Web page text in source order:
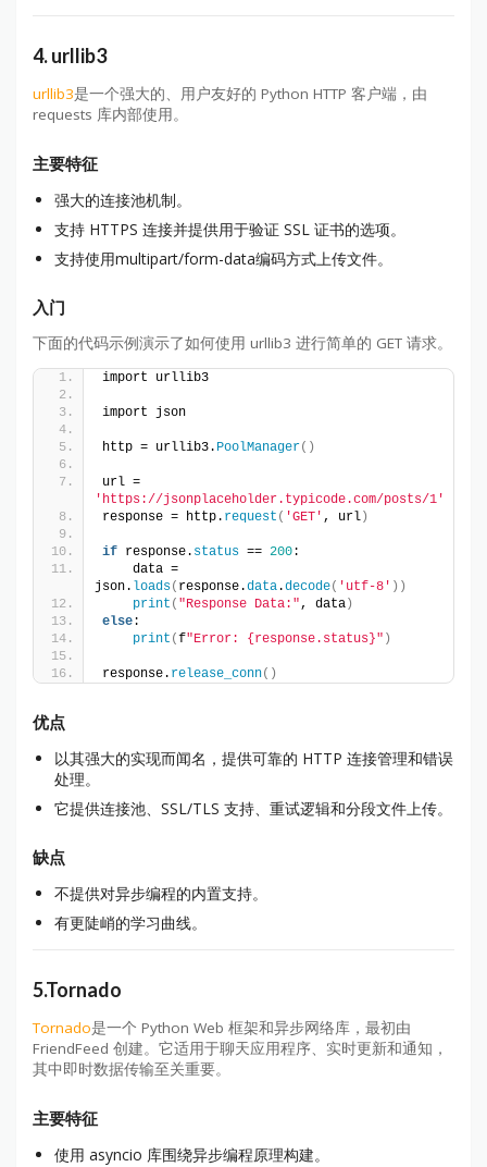
4. urllib3
urllib3是一个强大的、用户友好的 Python HTTP 客户端，由
requests 库内部使用。
主要特征
强大的连接池机制。
支持 HTTPS 连接并提供用于验证 SSL 证书的选项。
支持使用multipart/form-data编码方式上传文件。
入门
下面的代码示例演示了如何使用 urllib3 进行简单的 GET 请求。
import urllib3
import json
http = urllib3. PoolManager()
'https://jsonplaceholder.typicode.com/posts/1'
response = http. request ( 'GET' , url )
if response. status == 200:
    data =
json. loads( response.data.decode( 'utf-8' ))
print ( "Response Data:", data )
else:
print (f"Error: {response.status}" )
response. release_conn()
优点
以其强大的实现而闻名，提供可靠的 HTTP 连接管理和错误
处理。
它提供连接池、SSL/TLS 支持、重试逻辑和分段文件上传。
缺点
不提供对异步编程的内置支持。
有更陡峭的学习曲线。
5.Tornado
Tornado是一个 Python Web 框架和异步网络库，最初由
FriendFeed 创建。它适用于聊天应用程序、实时更新和通知，
其中即时数据传输至关重要。
主要特征
使用 asyncio 库围绕异步编程原理构建。